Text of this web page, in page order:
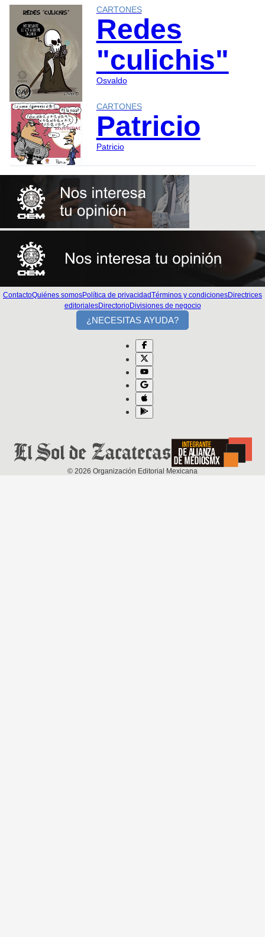
CARTONES
Redes
"culichis"
Osvaldo
CARTONES
Patricio
Patricio
ContactoQuiénes somosPolítica de privacidadTérminos y condicionesDirectrices
editorialesDirectorioDivisiones de negocio
¿NECESITAS AYUDA?
© 2026 Organización Editorial Mexicana